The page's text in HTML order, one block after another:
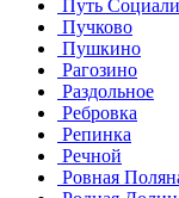
Путь
Пучково
Пушкино
Рагозино
Раздольное
Ребровка
Репинка
Речной
Ровная